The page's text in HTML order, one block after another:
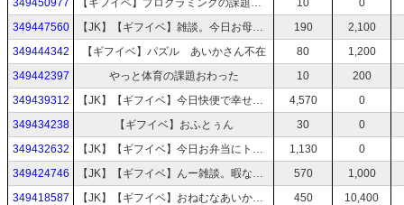
349450977
【ギフイベ】プログラミングの課題終わって嬉しい 10
0
349447560
【JK】【ギフイベ】雑談。今日お母さんからクリスマスプレゼントもらった。 190
2,100
349444342
【ギフイベ】パズル あいかさん不在 80
1,200
349442397
やっと体育の課題おわった 10
200
349439312
【JK】【ギフイベ】今日快便で幸せ。いや、嘘。 4,570
0
349434238
【ギフイベ】おふとぅん 30
0
349432632
【JK】【ギフイベ】今日お弁当にトマト入ってなかった！！うれしい！！！ 1,130
0
349424746
【JK】【ギフイベ】んー雑談。暇な人おいで雑談しよちゅ 570
1,000
349418587
【JK】【ギフイベ】おねむなあいかさんとお話しよ 450
10,400